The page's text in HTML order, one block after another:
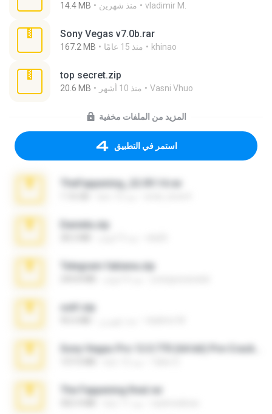
14.4 MB منذ شهرين vladimir M.
Sony Vegas v7.0b.rar
167.2 MB منذ 15 عامًا khinao
top secret.zip
20.6 MB منذ 10 أشهر Vasni Vhuo
المزيد من الملفات مخفية
استمر في التطبيق
TheFappening_22.09.14.rar
Daniela.zip
Telegram fabiana.zip
ouh!.zip
The Fappening final.rar